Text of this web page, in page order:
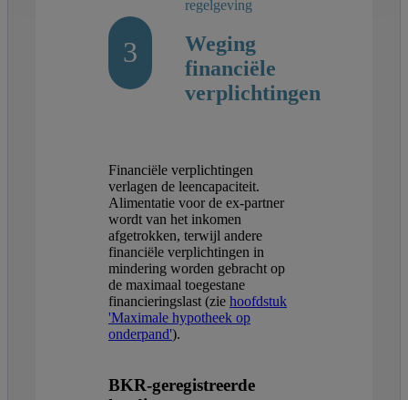
3
regelgeving
Weging
financiële
verplichtingen
Financiële verplichtingen
verlagen de leencapaciteit.
Alimentatie voor de ex-partner
wordt van het inkomen
afgetrokken, terwijl andere
financiële verplichtingen in
mindering worden gebracht op
de maximaal toegestane
financieringslast (zie hoofdstuk
'Maximale hypotheek op
onderpand').
BKR-geregistreerde